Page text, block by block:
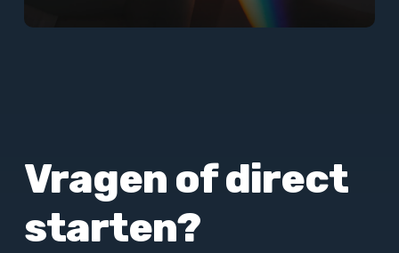
Vragen of direct
starten?